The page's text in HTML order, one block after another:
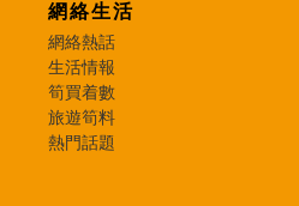
網絡生活
網絡熱話
生活情報
筍買着數
旅遊筍料
熱門話題